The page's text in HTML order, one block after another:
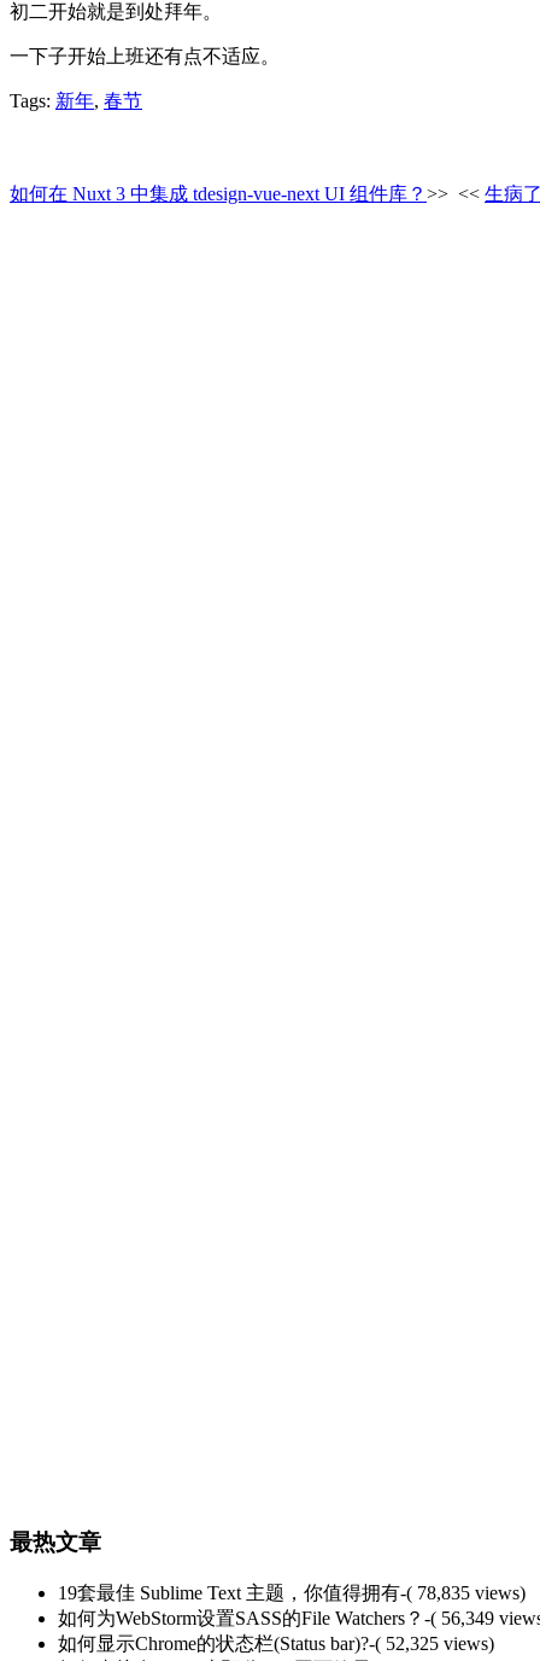
初二开始就是到处拜年。
一下子开始上班还有点不适应。
Tags: 新年, 春节
如何在 Nuxt 3 中集成 tdesign-vue-next UI 组件库？ >> << 生病
最热文章
19套最佳 Sublime Text 主题，你值得拥有-( 78,835 views)
如何为WebStorm设置SASS的File Watchers？ -( 56,349
如何显示Chrome的状态栏(Status bar)?-( 52,325 views)